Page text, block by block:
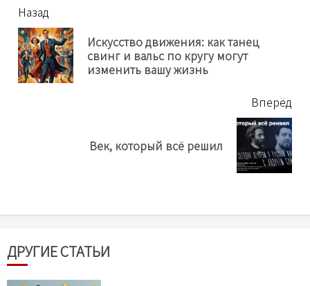
читать
еще
Назад
Искусство движения: как танец
свинг и вальс по кругу могут
изменить вашу жизнь
Вперёд
Век, который всё решил
ДРУГИЕ СТАТЬИ